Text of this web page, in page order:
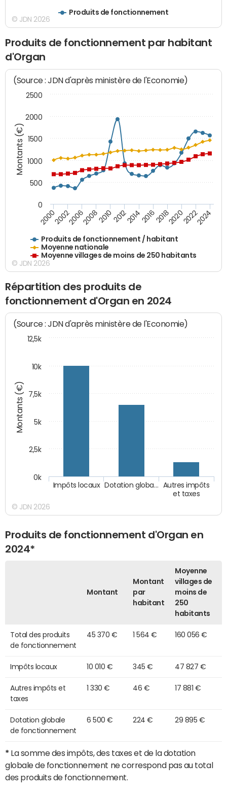
Produits de fonctionnement
© JDN 2026
Produits de fonctionnement par habitant
d'Organ
Montants (€)
(Source : JDN d'après ministère de l'Economie)
Produits de fonctionnement / habitant
Moyenne nationale
Moyenne villages de moins de 250 habitants
200020022006200820102012201420162018202020222024
0
500
1000
1500
2000
2500
© JDN 2026
Répartition des produits de
fonctionnement d'Organ en 2024
Montants (€)
(Source : JDN d'après ministère de l'Economie)
Autres impôts
et taxes
Dotation globa…
Impôts locaux
0k
2,5k
5k
7,5k
10k
12,5k
© JDN 2026
Produits de fonctionnement d'Organ en
2024*
Montant
Montant
par
habitant
Moyenne
villages de
moins de
250
habitants
Total des produits
de fonctionnement
45 370 € 1 564 € 160 056 €
Impôts locaux 10 010 € 345 € 47 827 €
Autres impôts et
taxes
1 330 € 46 € 17 881 €
Dotation globale
de fonctionnement
6 500 € 224 € 29 895 €
* La somme des impôts, des taxes et de la dotation
globale de fonctionnement ne correspond pas au total
des produits de fonctionnement.